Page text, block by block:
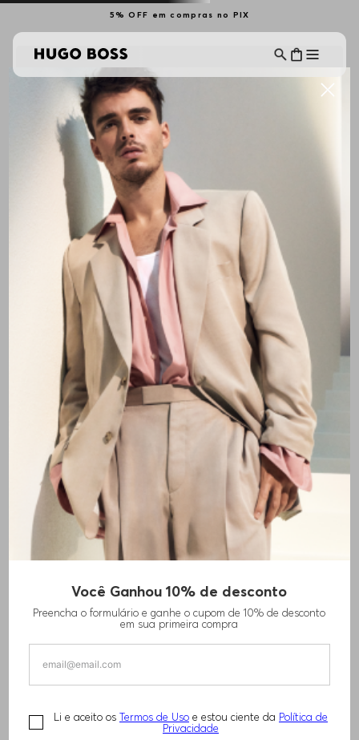
5% OFF em compras no PIX
Você Ganhou 10% de desconto
Preencha o formulário e ganhe o cupom de 10% de desconto
em sua primeira compra
Li e aceito os Termos de Uso e estou ciente da Política de
Privacidade